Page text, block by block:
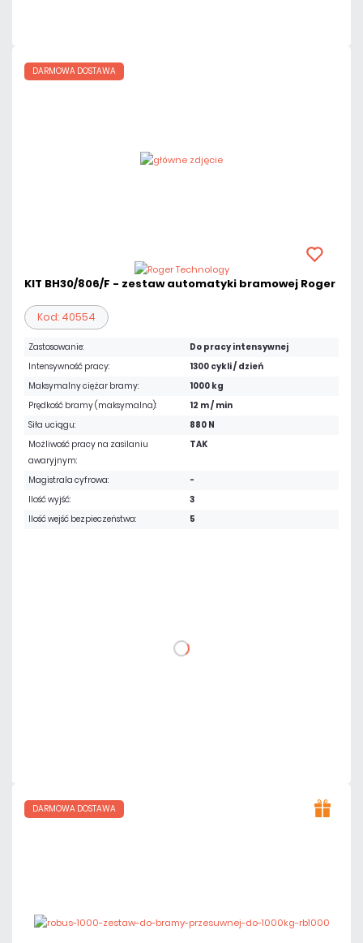
DARMOWA DOSTAWA
KIT BH30/806/F - zestaw automatyki bramowej Roger
Kod: 40554
Zastosowanie:
Do pracy intensywnej
Intensywność pracy:
1300 cykli / dzień
Maksymalny ciężar bramy:
1000 kg
Prędkość bramy (maksymalna):
12 m / min
Siła uciągu:
880 N
Możliwość pracy na zasilaniu
awaryjnym:
TAK
Magistrala cyfrowa:
-
Ilość wyjść:
3
Ilość wejść bezpieczeństwa:
5
DO KOSZYKA
DARMOWA DOSTAWA